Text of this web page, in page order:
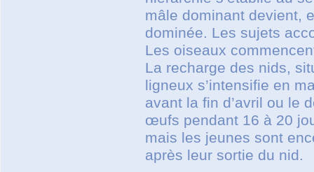
mâle dominant devient,
dominée. Les sujets
Les oiseaux
La recharge des nids,
ligneux s’intensifie en
avant la fin d’avril ou le
œufs pendant 16 à 20
mais les jeunes sont
après leur sortie du nid.